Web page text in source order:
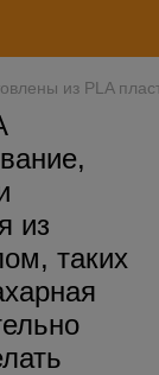
из PLA
из
таких